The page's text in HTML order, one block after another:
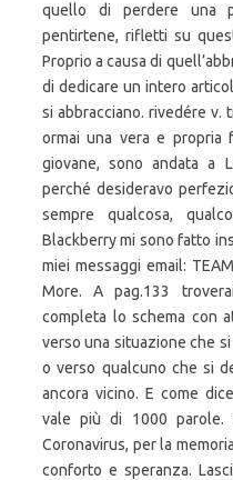
quello di perdere una
pentirtene, rifletti su
Proprio a causa di
di dedicare un intero
si abbracciano. rivedére v.
ormai una vera e propria
giovane, sono andata a
perché desideravo
sempre qualcosa,
Blackberry mi sono fatto
miei messaggi email:
More. A pag.133 troverai
completa lo schema con
verso una situazione che
o verso qualcuno che si
ancora vicino. E come
vale più di 1000 parole.
Coronavirus, per la
conforto e speranza.